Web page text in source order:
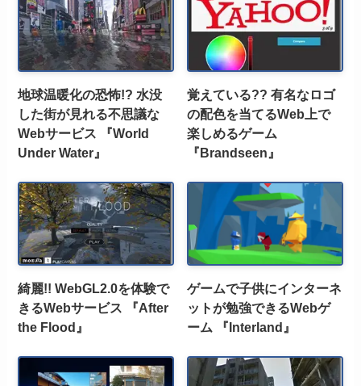
地球温暖化の恐怖!? 水没
した街が見れる不思議な
Webサービス 『World
Under Water』
覚えている?? 有名なロゴ
の配色を当てるWeb上で
楽しめるゲーム
『Brandseen』
綺麗!! WebGL2.0を体験で
きるWebサービス 『After
the Flood』
ゲームで子供にインターネ
ットが勉強できるWebゲ
ーム 『Interland』